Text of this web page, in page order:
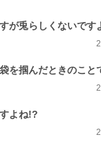
が兎らしくないです
を掴んだときのこと
よね!?